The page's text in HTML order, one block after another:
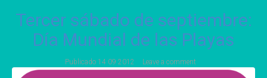
Tercer sábado de septiembre:
Día Mundial de las Playas
Publicado 14 09 2012 Leave a comment